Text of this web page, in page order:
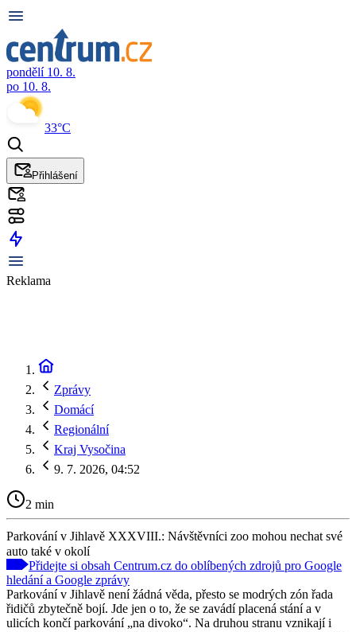
pondělí 10. 8.
po 10. 8.
33°C
Přihlášení
Reklama
Zprávy
Domácí
Regionální
Kraj Vysočina
9. 7. 2026, 04:52
2 min
Parkování v Jihlavě XXXVIII.: Návštěvníci zoo mohou nechat své
auto také v okolí
Přidejte si obsah Centrum.cz do oblíbených zdrojů pro Google
hledání a Google zprávy
Parkování v Jihlavě není žádná věda, přesto se modrých zón řada
řidičů zbytečně bojí. Jde jen o to, že se zavádí placená stání a v
ulicích končí parkování „na divoko“. Na druhou stranu vznikají i